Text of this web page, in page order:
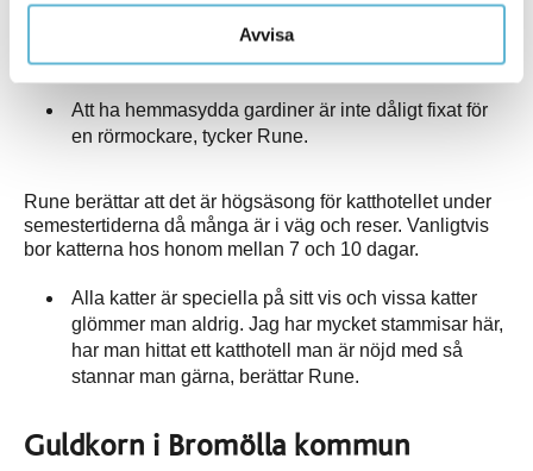
Avvisa
Katthotellet har totalt 9 rum, dekorerade med hemsydda
gardiner och kristallkronor.
Att ha hemmasydda gardiner är inte dåligt fixat för
en rörmockare, tycker Rune.
Rune berättar att det är högsäsong för katthotellet under
semestertiderna då många är i väg och reser. Vanligtvis
bor katterna hos honom mellan 7 och 10 dagar.
Alla katter är speciella på sitt vis och vissa katter
glömmer man aldrig. Jag har mycket stammisar här,
har man hittat ett katthotell man är nöjd med så
stannar man gärna, berättar Rune.
Guldkorn i Bromölla kommun